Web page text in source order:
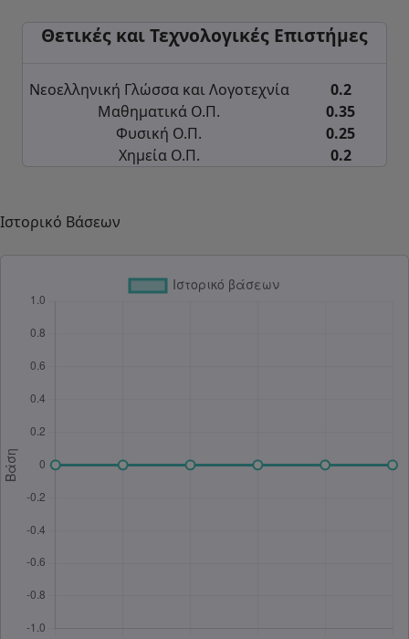
Θετικές και Τεχνολογικές Επιστήμες
Νεοελληνική Γλώσσα και Λογοτεχνία
0.2
Μαθηματικά Ο.Π.
0.35
Φυσική Ο.Π.
0.25
Χημεία Ο.Π.
0.2
Ιστορικό Βάσεων